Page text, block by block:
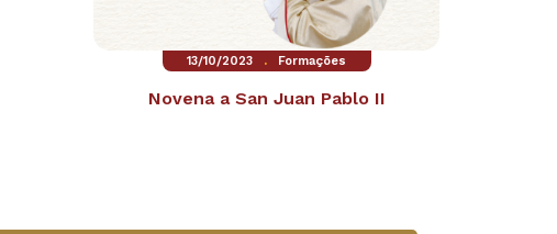
13/10/2023 . Formações
Novena a San Juan Pablo II